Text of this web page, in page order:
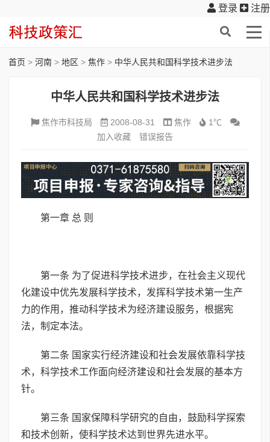
登录 注册
首页 > 河南 > 地区 > 焦作 > 中华人民共和国科学技术进步法
中华人民共和国科学技术进步法
焦作市科技局 2008-08-31 焦作
1℃
加入收藏
错误报告
第一章 总 则
第一条 为了促进科学技术进步，在社会主义现代
化建设中优先发展科学技术，发挥科学技术第一生产
力的作用，推动科学技术为经济建设服务，根据宪
法，制定本法。
第二条 国家实行经济建设和社会发展依靠科学技
术，科学技术工作面向经济建设和社会发展的基本方
针。
第三条 国家保障科学研究的自由，鼓励科学探索
和技术创新，使科学技术达到世界先进水平。